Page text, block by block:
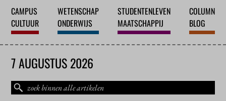
CAMPUS
CULTUUR
WETENSCHAP
ONDERWIJS
STUDENTENLEVEN
MAATSCHAPPIJ
COLUMN
BLOG
7 AUGUSTUS 2026